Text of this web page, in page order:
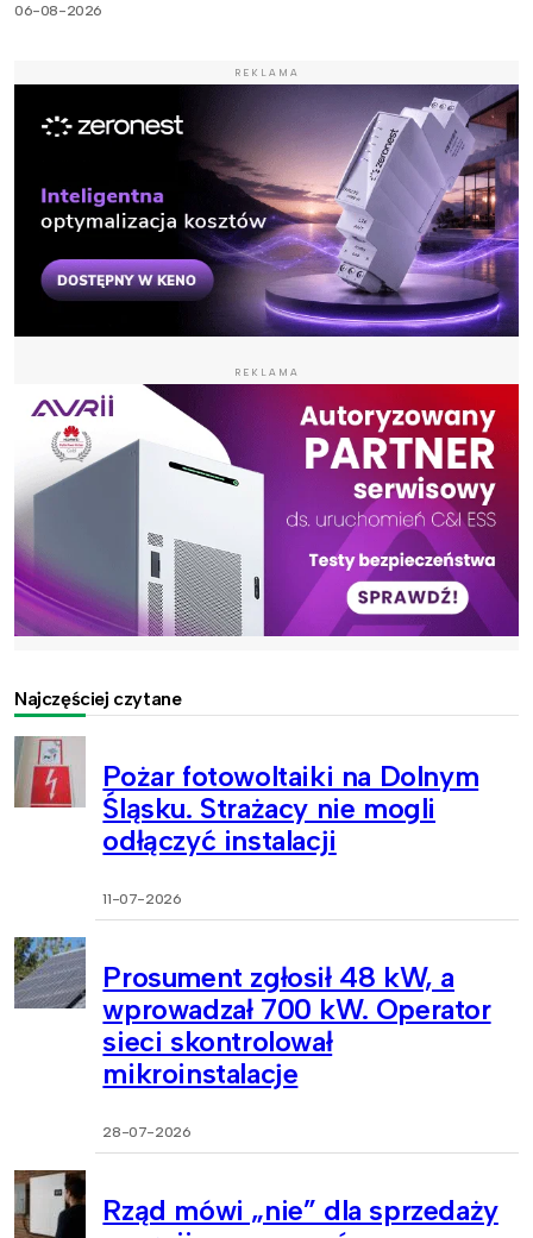
06-08-2026
REKLAMA
REKLAMA
Najczęściej czytane
Pożar fotowoltaiki na Dolnym
Śląsku. Strażacy nie mogli
odłączyć instalacji
11-07-2026
Prosument zgłosił 48 kW, a
wprowadzał 700 kW. Operator
sieci skontrolował
mikroinstalacje
28-07-2026
Rząd mówi „nie” dla sprzedaży